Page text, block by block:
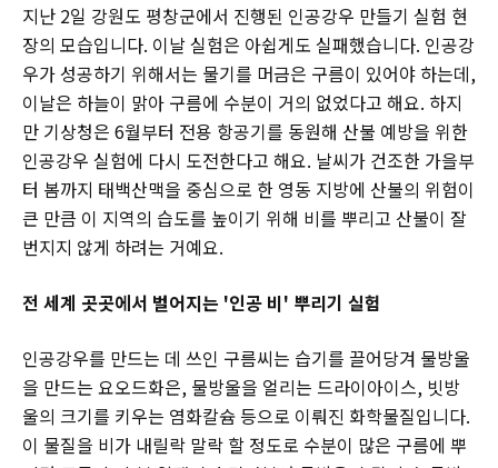
지난 2일 강원도 평창군에서 진행된 인공강우 만들기 실험 현
장의 모습입니다. 이날 실험은 아쉽게도 실패했습니다. 인공강
우가 성공하기 위해서는 물기를 머금은 구름이 있어야 하는데,
이날은 하늘이 맑아 구름에 수분이 거의 없었다고 해요. 하지
만 기상청은 6월부터 전용 항공기를 동원해 산불 예방을 위한
인공강우 실험에 다시 도전한다고 해요. 날씨가 건조한 가을부
터 봄까지 태백산맥을 중심으로 한 영동 지방에 산불의 위험이
큰 만큼 이 지역의 습도를 높이기 위해 비를 뿌리고 산불이 잘
번지지 않게 하려는 거예요.
전 세계 곳곳에서 벌어지는 '인공 비' 뿌리기 실험
인공강우를 만드는 데 쓰인 구름씨는 습기를 끌어당겨 물방울
을 만드는 요오드화은, 물방울을 얼리는 드라이아이스, 빗방
울의 크기를 키우는 염화칼슘 등으로 이뤄진 화학물질입니다.
이 물질을 비가 내릴락 말락 할 정도로 수분이 많은 구름에 뿌